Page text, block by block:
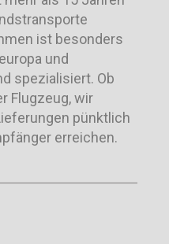
ist besonders
und
spezialisiert. Ob
Flugzeug, wir
pünktlich
erreichen.